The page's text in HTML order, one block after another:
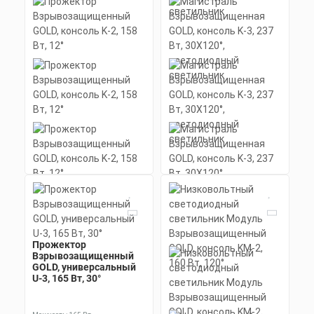
Прожектор
Взрывозащищенный
GOLD, консоль K-2, 158
Вт, 12°
Магистраль
Взрывозащищенная
GOLD, консоль K-3, 237
Вт, 30X120°,
светодиодный
светильник
Прожектор
Взрывозащищенный
GOLD, универсальный
U-3, 165 Вт, 30°